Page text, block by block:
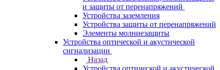
и защиты от перенапряжений
Устройства заземления
Устройства защиты от перенапряжений
Элементы молниезащиты
Устройства оптической и акустической
сигнализации
Назад
Устройства оптической и акустической